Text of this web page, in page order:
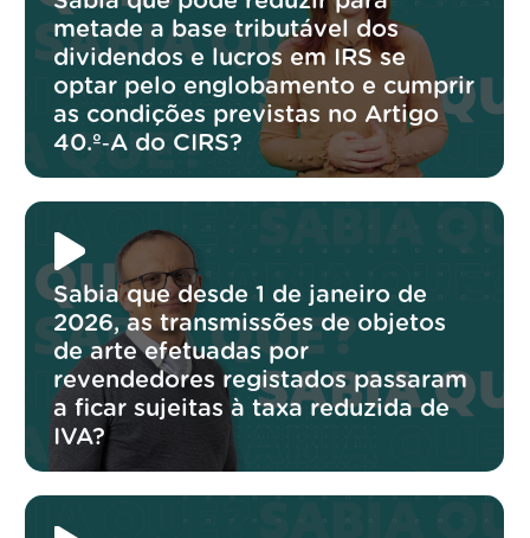
metade a base tributável dos
dividendos e lucros em IRS se
optar pelo englobamento e cumprir
as condições previstas no Artigo
40.º‑A do CIRS?
Sabia que desde 1 de janeiro de
2026, as transmissões de objetos
de arte efetuadas por
revendedores registados passaram
a ficar sujeitas à taxa reduzida de
IVA?